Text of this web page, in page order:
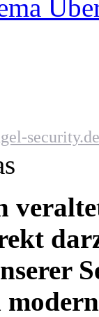
security.de